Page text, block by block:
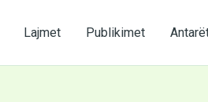
Lajmet Publikimet